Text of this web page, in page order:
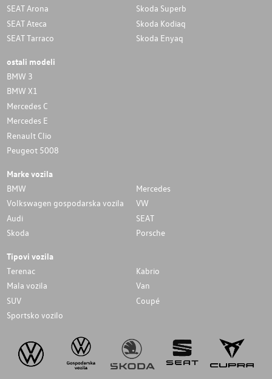
SEAT Arona
SEAT Ateca
SEAT Tarraco
Skoda Superb
Skoda Kodiaq
Skoda Enyaq
ostali modeli
BMW 3
BMW X1
Mercedes C
Mercedes E
Renault Clio
Peugeot 5008
Marke vozila
BMW
Mercedes
Volkswagen gospodarska vozila
VW
Audi
SEAT
Skoda
Porsche
Tipovi vozila
Terenac
Kabrio
Mala vozila
Van
SUV
Coupé
Sportsko vozilo